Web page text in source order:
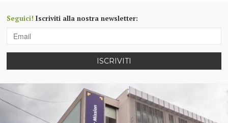
Seguici! Iscriviti alla nostra newsletter:
ISCRIVITI